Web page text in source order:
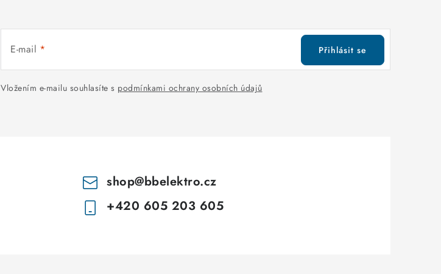
E-mail
Vložením e-mailu souhlasíte s podmínkami ochrany osobních údajů
Přihlásit se
shop@bbelektro.cz
+420 605 203 605